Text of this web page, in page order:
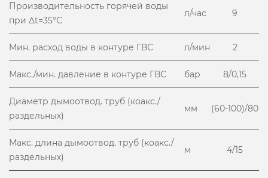
Производительность горячей воды
при Δt=35°С
л/час 9
Мин. расход воды в контуре ГВС л/мин 2
Макс./мин. давление в контуре ГВС бар 8/0,15
Диаметр дымоотвод. труб (коакс./
раздельных)
мм (60-100)/80
Макс. длина дымоотвод. труб (коакс./
раздельных)
м 4/15